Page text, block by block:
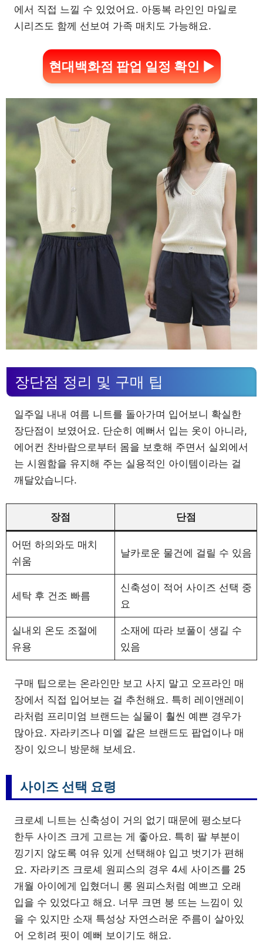
에서 직접 느낄 수 있었어요. 아동복 라인인 마일로
시리즈도 함께 선보여 가족 매치도 가능해요.
현대백화점 팝업 일정 확인 ▶
장단점 정리 및 구매 팁
일주일 내내 여름 니트를 돌아가며 입어보니 확실한
장단점이 보였어요. 단순히 예뻐서 입는 옷이 아니라,
에어컨 찬바람으로부터 몸을 보호해 주면서 실외에서
는 시원함을 유지해 주는 실용적인 아이템이라는 걸
깨달았습니다.
장점 단점
어떤 하의와도 매치
쉬움
날카로운 물건에 걸릴 수 있음
세탁 후 건조 빠름
신축성이 적어 사이즈 선택 중
요
실내외 온도 조절에
유용
소재에 따라 보풀이 생길 수
있음
구매 팁으로는 온라인만 보고 사지 말고 오프라인 매
장에서 직접 입어보는 걸 추천해요. 특히 레이앤레이
라처럼 프리미엄 브랜드는 실물이 훨씬 예쁜 경우가
많아요. 자라키즈나 미엘 같은 브랜드도 팝업이나 매
장이 있으니 방문해 보세요.
사이즈 선택 요령
크로셰 니트는 신축성이 거의 없기 때문에 평소보다
한두 사이즈 크게 고르는 게 좋아요. 특히 팔 부분이
낑기지 않도록 여유 있게 선택해야 입고 벗기가 편해
요. 자라키즈 크로셰 원피스의 경우 4세 사이즈를 25
개월 아이에게 입혔더니 롱 원피스처럼 예쁘고 오래
입을 수 있었다고 해요. 너무 크면 붕 뜨는 느낌이 있
을 수 있지만 소재 특성상 자연스러운 주름이 살아있
어 오히려 핏이 예뻐 보이기도 해요.